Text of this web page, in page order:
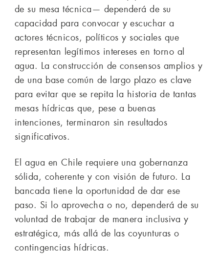
de su mesa técnica— dependerá de su
capacidad para convocar y escuchar a
actores técnicos, políticos y sociales que
representan legítimos intereses en torno al
agua. La construcción de consensos amplios y
de una base común de largo plazo es clave
para evitar que se repita la historia de tantas
mesas hídricas que, pese a buenas
intenciones, terminaron sin resultados
significativos.
El agua en Chile requiere una gobernanza
sólida, coherente y con visión de futuro. La
bancada tiene la oportunidad de dar ese
paso. Si lo aprovecha o no, dependerá de su
voluntad de trabajar de manera inclusiva y
estratégica, más allá de las coyunturas o
contingencias hídricas.